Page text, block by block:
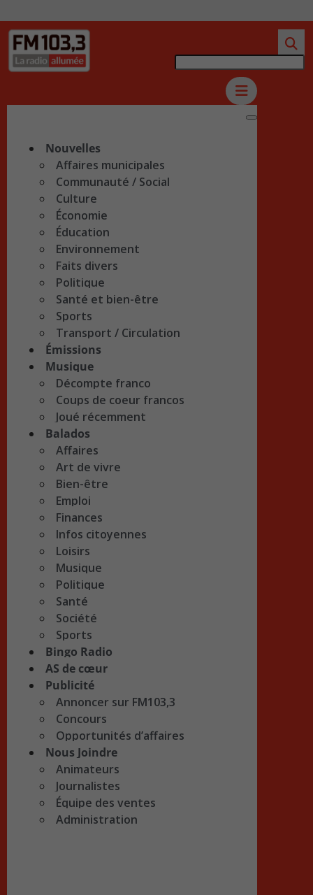
Nouvelles
Affaires municipales
Communauté / Social
Culture
Économie
Éducation
Environnement
Faits divers
Politique
Santé et bien-être
Sports
Transport / Circulation
Émissions
Musique
Décompte franco
Coups de coeur francos
Joué récemment
Balados
Affaires
Art de vivre
Bien-être
Emploi
Finances
Infos citoyennes
Loisirs
Musique
Politique
Santé
Société
Sports
Bingo Radio
AS de cœur
Publicité
Annoncer sur FM103,3
Concours
Opportunités d’affaires
Nous Joindre
Animateurs
Journalistes
Équipe des ventes
Administration